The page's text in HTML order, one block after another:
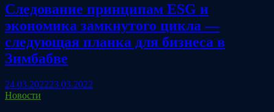
Следование принципам ESG и
экономика замкнутого цикла —
следующая планка для бизнеса в
Зимбабве
24.03.202223.03.2022
Новости